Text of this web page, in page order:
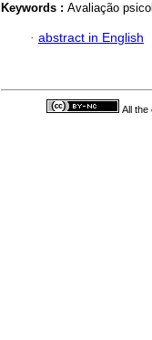
Keywords : Avaliação
· abstract in English
All the